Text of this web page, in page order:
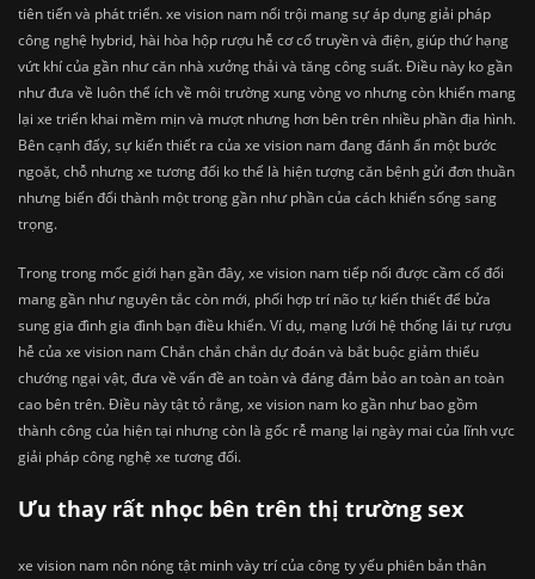
tiên tiến và phát triển. xe vision nam nổi trội mang sự áp dụng giải pháp
công nghệ hybrid, hài hòa hộp rượu hễ cơ cổ truyền và điện, giúp thứ hạng
vứt khí của gần như căn nhà xưởng thải và tăng công suất. Điều này ko gần
như đưa về luôn thể ích về môi trường xung vòng vo nhưng còn khiến mang
lại xe triển khai mềm mịn và mượt nhưng hơn bên trên nhiều phần địa hình.
Bên cạnh đấy, sự kiến thiết ra của xe vision nam đang đánh ẩn một bước
ngoặt, chỗ nhưng xe tương đối ko thể là hiện tượng căn bệnh gửi đơn thuần
nhưng biến đổi thành một trong gần như phần của cách khiến sống sang
trọng.
Trong trong mốc giới hạn gần đây, xe vision nam tiếp nối được cầm cố đổi
mang gần như nguyên tắc còn mới, phối hợp trí não tự kiến thiết để bửa
sung gia đình gia đình bạn điều khiển. Ví dụ, mạng lưới hệ thống lái tự rượu
hễ của xe vision nam Chắn chắn chắn dự đoán và bắt buộc giảm thiểu
chướng ngại vật, đưa về vấn đề an toàn và đáng đảm bảo an toàn an toàn
cao bên trên. Điều này tật tỏ rằng, xe vision nam ko gần như bao gồm
thành công của hiện tại nhưng còn là gốc rễ mang lại ngày mai của lĩnh vực
giải pháp công nghệ xe tương đối.
Ưu thay rất nhọc bên trên thị trường sex
xe vision nam nôn nóng tật minh vày trí của công ty yếu phiên bản thân